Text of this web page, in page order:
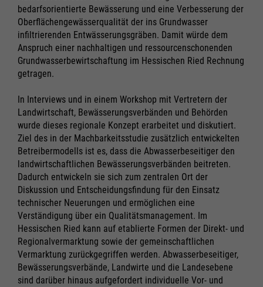
bedarfsorientierte Bewässerung und eine Verbesserung der
Oberflächengewässerqualität der ins Grundwasser
infiltrierenden Entwässerungsgräben. Damit würde dem
Anspruch einer nachhaltigen und ressourcenschonenden
Grundwasserbewirtschaftung im Hessischen Ried Rechnung
getragen.
In Interviews und in einem Workshop mit Vertretern der
Landwirtschaft, Bewässerungsverbänden und Behörden
wurde dieses regionale Konzept erarbeitet und diskutiert.
Ziel des in der Machbarkeitsstudie zusätzlich entwickelten
Betreibermodells ist es, dass die Abwasserbeseitiger den
landwirtschaftlichen Bewässerungsverbänden beitreten.
Dadurch entwickeln sie sich zum zentralen Ort der
Diskussion und Entscheidungsfindung für den Einsatz
technischer Neuerungen und ermöglichen eine
Verständigung über ein Qualitätsmanagement. Im
Hessischen Ried kann auf etablierte Formen der Direkt- und
Regionalvermarktung sowie der gemeinschaftlichen
Vermarktung zurückgegriffen werden. Abwasserbeseitiger,
Bewässerungsverbände, Landwirte und die Landesebene
sind darüber hinaus aufgefordert individuelle Vor- und